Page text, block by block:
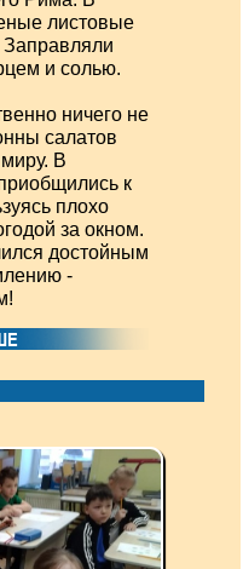
листовые
и солью.
ничего не
салатов
В
к
плохо
за окном.
достойным
-